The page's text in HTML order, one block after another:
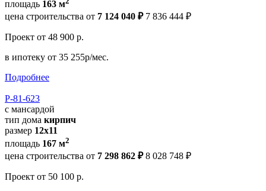
площадь 163 м
цена строительства от 7 124 040 ₽ 7 836 444 ₽
Проект от 48 900 р.
в ипотеку от 35 255р/мес.
Подробнее
Р-81-623
с мансардой
тип дома кирпич
размер 12x11
площадь 167 м2
цена строительства от 7 298 862 ₽ 8 028 748 ₽
Проект от 50 100 р.